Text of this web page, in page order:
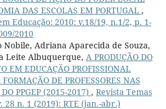
DAS ESCOLAS EM PORTUGAL ,
Educação: 2010: v.18/19, n.1/2, p. 1-
2010
Nobile, Adriana Aparecida de Souza,
Leite Albuquerque, A PRODUÇÃO DO
EM EDUCAÇÃO PROFISSIONAL
DE PROFESSORES NAS
PPGEP (2015-2017) , Revista Temas
28 n. 1 (2019): RTE (jan.-abr.)